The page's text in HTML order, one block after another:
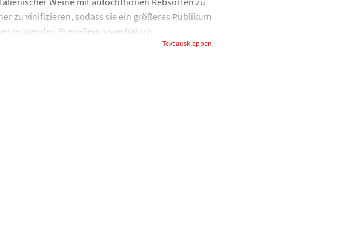
zu vinifizieren, sodass sie ein größeres Publikum
Preis-Genussverhältnis.
Text ausklappen